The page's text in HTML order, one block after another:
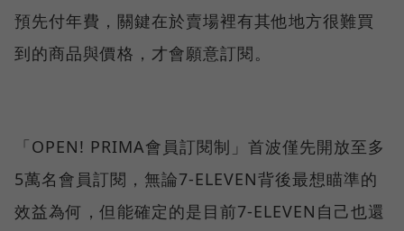
預先付年費，關鍵在於賣場裡有其他地方很難買
到的商品與價格，才會願意訂閱。
「OPEN! PRIMA會員訂閱制」首波僅先開放至多
5萬名會員訂閱，無論7-ELEVEN背後最想瞄準的
效益為何，但能確定的是目前7-ELEVEN自己也還